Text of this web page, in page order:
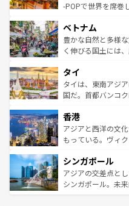
い。オーストラリ
参照してほしい。
驚きをもたらして
容にもいいと評判
が味わえ
照してほしい。
-POPで世界を席巻
き、地方に足を延
できる。そして、
まで、さまざまな
リティに包まれな
覧を参照してほし
ベトナム
豊かな自然と多様
く伸びる国土には
急速な発展と共に
ーチミン市のフラ
醸し出している。
とつ。フォーやバ
ひ現地で味わいた
が旅行者を迎えて
参照してほしい。
タイ
タイは、東南アジ
国だ。首都バンコ
の活気が交差して
帯で自然と触れ合
いビーチでリゾー
激する。気候は一
が待っている。親
た文化、そして多
香港
アジアと西洋の文
もっている。ヴィ
み、どこを訪れて
ており、効率よく
うな絶景から文化
シンガポール
アジアの交差点と
シンガポール。未